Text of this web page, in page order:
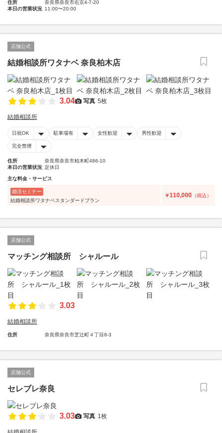
住所
奈良県奈良市右京4-7-20
本日の営業状況 11:00〜20:00
店舗公式
結婚相談所ワタナベ 奈良柏木店
3.04 写真 5枚
結婚相談所
日祝OK 駐車場有 女性歓迎 男性歓迎
完全禁煙
住所
奈良県奈良市柏木町486-10
本日の営業状況 定休日
主な料金・サービス
婚活セミナー
結婚相談所ワタナベスタンダードプラン
￥110,000 （税込）
店舗公式
マッチング相談所 シャルール
3.03
結婚相談所
住所 奈良県奈良市芝辻町４丁目8-3
店舗公式
セレブレ奈良
3.03 写真 1枚